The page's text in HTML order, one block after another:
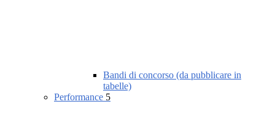
Bandi di concorso (da pubblicare in
tabelle)
Performance 5